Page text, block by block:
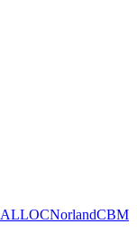
ALLOCNorlandCBM